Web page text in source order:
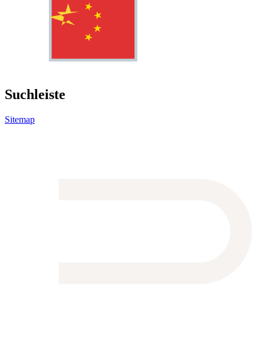
Suchleiste
Sitemap